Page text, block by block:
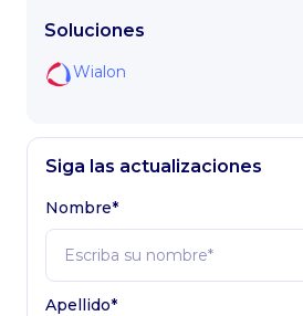
Soluciones
Wialon
Siga las actualizaciones
Nombre*
Apellido*